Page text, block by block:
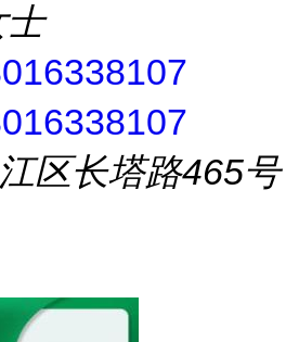
士
区长塔路465号